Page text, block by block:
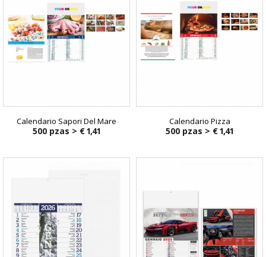
Calendario Sapori Del Mare
500 pzas > € 1,41
Calendario Pizza
500 pzas > € 1,41